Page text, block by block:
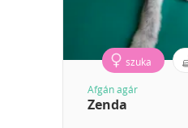
szuka
Afgán agár
Zenda